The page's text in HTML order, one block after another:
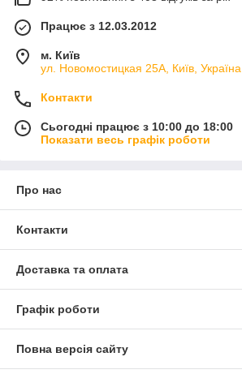
Працює з 12.03.2012
м. Київ
ул. Новомостицкая 25А, Київ, Україна
Контакти
Сьогодні працює з 10:00 до 18:00
Показати весь графік роботи
Про нас
Контакти
Доставка та оплата
Графік роботи
Повна версія сайту